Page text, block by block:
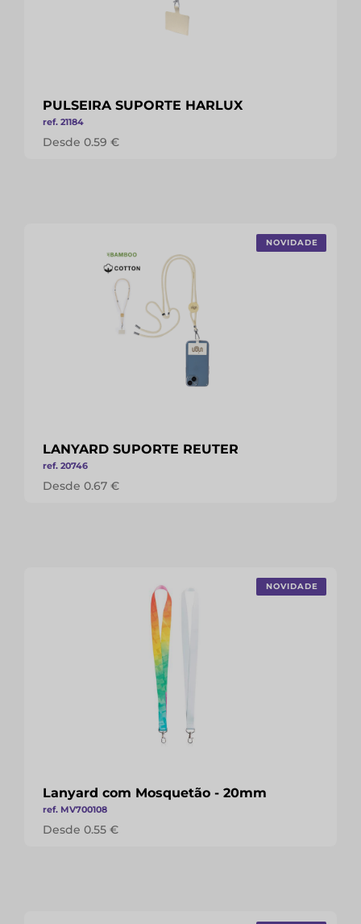
PULSEIRA SUPORTE HARLUX
ref. 21184
Desde 0.59 €
NOVIDADE
LANYARD SUPORTE REUTER
ref. 20746
Desde 0.67 €
NOVIDADE
Lanyard com Mosquetão - 20mm
ref. MV700108
Desde 0.55 €